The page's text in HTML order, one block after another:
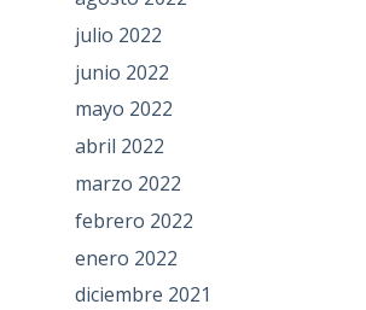
julio 2022
junio 2022
mayo 2022
abril 2022
marzo 2022
febrero 2022
enero 2022
diciembre 2021